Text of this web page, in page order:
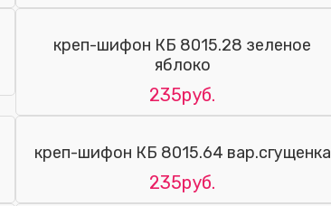
креп-шифон КБ 8015.28 зеленое
яблоко
235руб.
креп-шифон КБ 8015.64 вар.сгущенка
235руб.